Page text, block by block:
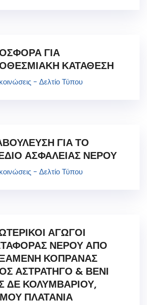
ΓΙΑ
ΚΑΤΑΘΕΣΗ
- Δελτίο Τύπου
ΓΙΑ ΤΟ
ΑΣΦΑΛΕΙΑΣ ΝΕΡΟΥ
- Δελτίο Τύπου
ΑΓΩΓΟΙ
ΝΕΡΟΥ ΑΠΟ
ΚΟΠΡΑΝΑΣ
ΑΣΤΡΑΤΗΓΟ & ΒΕΝΙ
ΔΕ ΚΟΛΥΜΒΑΡΙΟΥ,
ΠΛΑΤΑΝΙΑ